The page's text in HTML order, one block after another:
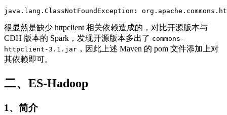
java.lang.ClassNotFoundException:
很显然是缺少 httpclient 相关依赖造成的，对比开源版本与
CDH 版本的 Spark，发现开源版本多出了 commons-
httpclient-3.1.jar ，因此上述 Maven 的 pom 文件添加上对
其依赖即可。
二、ES-Hadoop
1、简介